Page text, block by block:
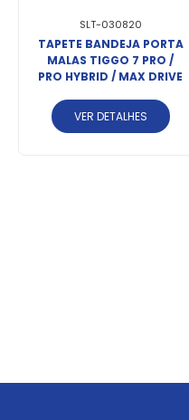
SLT-030820
TAPETE BANDEJA PORTA
MALAS TIGGO 7 PRO /
PRO HYBRID / MAX DRIVE
VER DETALHES